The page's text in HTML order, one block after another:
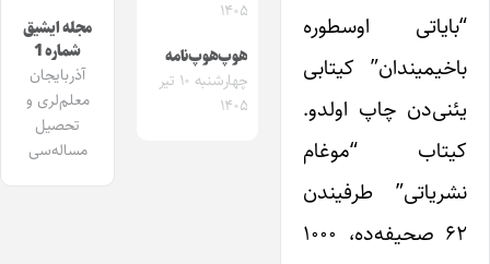
“بایاتی اوسطوره
باخیمیندان” کیتابی
یئنی‌دن چاپ اولدو.
کیتاب “موغام
نشریاتی” طرفیندن
۶۲ صحیفه‌ده، ۱۰۰۰
۱۴۰۵
هوپ‌هوپ‌نامه
چهارشنبه ۱۰ تیر
۱۴۰۵
مجله ایشیق
شماره 1
آذربایجان
معلم‌لری و
تحصیل
مساله‌سی